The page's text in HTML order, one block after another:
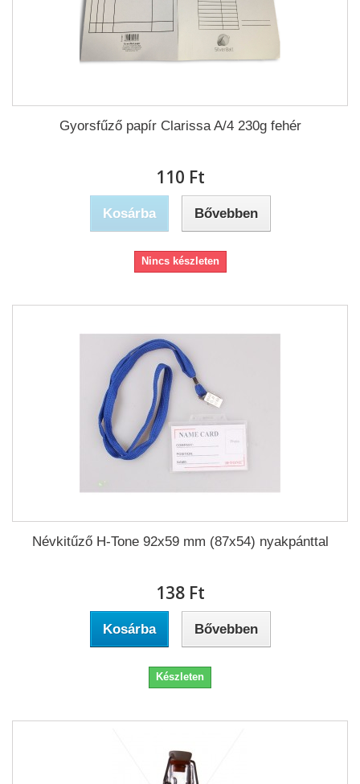
Gyorsfűző papír Clarissa A/4 230g fehér
110 Ft‎
Kosárba Bővebben
Nincs készleten
Névkitűző H-Tone 92x59 mm (87x54) nyakpánttal
138 Ft‎
Kosárba Bővebben
Készleten